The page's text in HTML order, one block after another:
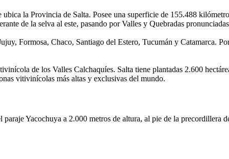
la Provincia de Salta. Posee una superficie de 155.488
de la selva al este, pasando por Valles y Quebradas
Formosa, Chaco, Santiago del Estero, Tucumán y Catamarca.
de los Valles Calchaquíes. Salta tiene plantadas 2.600
vitivinícolas más altas y exclusivas del mundo.
Yacochuya a 2.000 metros de altura, al pie de la precordillera